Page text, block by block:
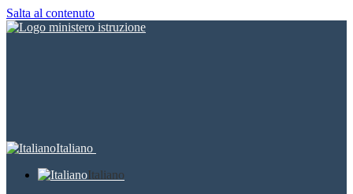
Salta al contenuto
Italiano
Italiano